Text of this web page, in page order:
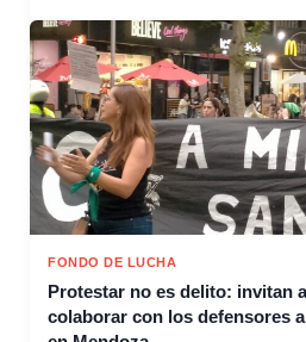
FONDO DE LUCHA
Protestar no es delito: invitan
colaborar con los defensores